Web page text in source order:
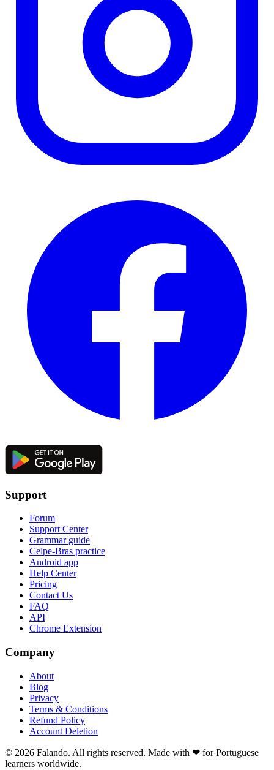
Support
Forum
Support Center
Grammar guide
Celpe-Bras practice
Android app
Help Center
Pricing
Contact Us
FAQ
API
Chrome Extension
Company
About
Blog
Privacy
Terms & Conditions
Refund Policy
Account Deletion
© 2026 Falando. All rights reserved. Made with ❤ for Portuguese
learners worldwide.